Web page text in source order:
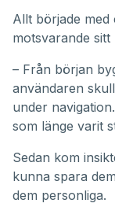
Allt började
motsvarande
– Från början
användaren
under
som länge varit
Sedan kom
kunna spara
dem personliga.